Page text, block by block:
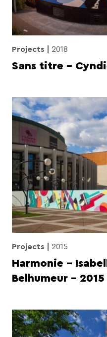
Projects 2018
Sans titre –
Projects 2015
Harmonie –
Belhumeur – 2015